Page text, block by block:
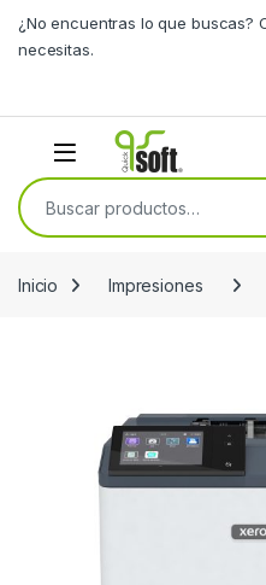
¿No encuentras lo que buscas?
necesitas.
Buscar por:
Inicio Impresiones